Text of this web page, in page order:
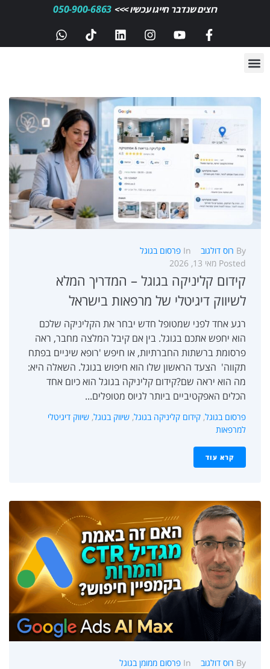
רוצים שנדבר חייגו עכשיו >>>
By רוס דולגוב In פרסום בגוגל
Posted מאי 13, 2026
קידום קליניקה בגוגל – המדריך המלא
לשיווק דיגיטלי של מרפאות בישראל
רגע אחד לפני שמטופל חדש יבחר את הקליניקה שלכם
הוא יחפש אתכם בגוגל. בין אם קיבל המלצה מחבר, ראה
פרסומת ברשתות החברתיות, או חיפש 'רופא שיניים בפתח
תקווה' הצעד הראשון שלו הוא חיפוש בגוגל. השאלה היא:
מה הוא יראה שם?קידום קליניקה בגוגל הוא כיום אחד
הכלים האפקטיביים ביותר לגיוס מטופלים...
פרסום בגוגל, קידום קליניקה בגוגל, שיווק בגוגל, שיווק דיגיטלי
למרפאות
קרא עוד
By רוס דולגוב In פרסום ממומן בגוגל